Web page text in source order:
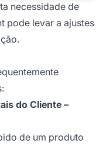
necessidade de
pode levar a ajustes
do Cliente –
de um produto